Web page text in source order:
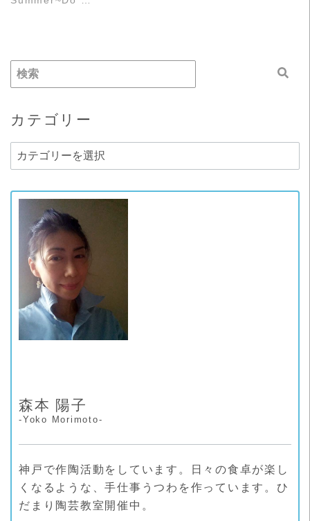
カテゴリー
カ
テ
森本 陽子
-Yoko Morimoto-
神戸で作陶活動をしています。日々の食卓が楽し
くなるような、手仕事うつわを作っています。ひ
だまり陶芸教室開催中。